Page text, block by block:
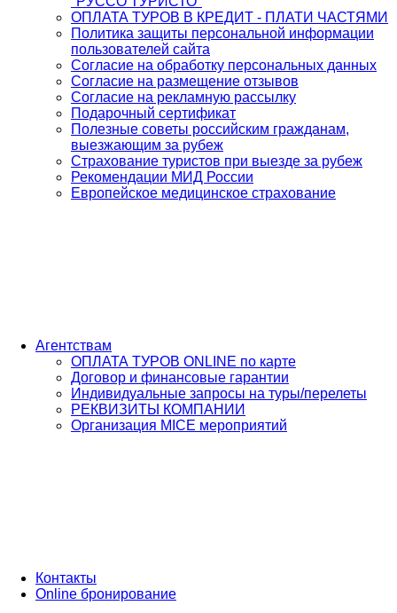
ОПЛАТА ТУРОВ В КРЕДИТ - ПЛАТИ ЧАСТЯМИ
Политика защиты персональной информации
пользователей сайта
Согласие на обработку персональных данных
Согласие на размещение отзывов
Согласие на рекламную рассылку
Подарочный сертификат
Полезные советы российским гражданам,
выезжающим за рубеж
Страхование туристов при выезде за рубеж
Рекомендации МИД России
Европейское медицинское страхование
Агентствам
ОПЛАТА ТУРОВ ONLINE по карте
Договор и финансовые гарантии
Индивидуальные запросы на туры/перелеты
РЕКВИЗИТЫ КОМПАНИИ
Организация MICE мероприятий
Контакты
Online бронирование